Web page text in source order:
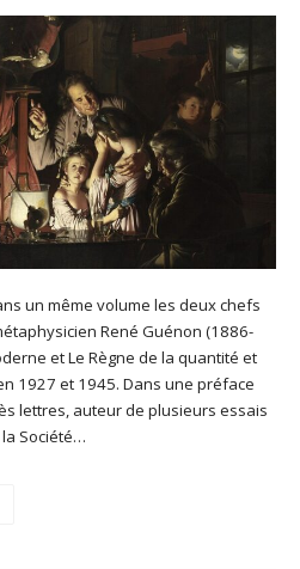
un même volume les deux chefs
René Guénon (1886-
et Le Règne de la quantité et
1927 et 1945. Dans une préface
lettres, auteur de plusieurs essais
Société…